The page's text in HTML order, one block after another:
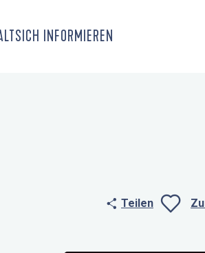
SICH INFORMIEREN
Teilen